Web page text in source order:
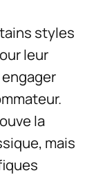
styles
leur
la
mais